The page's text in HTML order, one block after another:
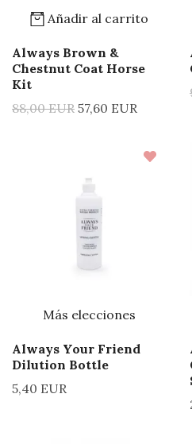
Añadir al carrito
Always Brown &
Chestnut Coat Horse
Kit
88,00 EUR 57,60 EUR
Más elecciones
Always Your Friend
Dilution Bottle
5,40 EUR